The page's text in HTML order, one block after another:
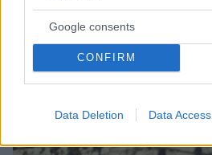
Google consents
CONFIRM
Data Deletion Data Access